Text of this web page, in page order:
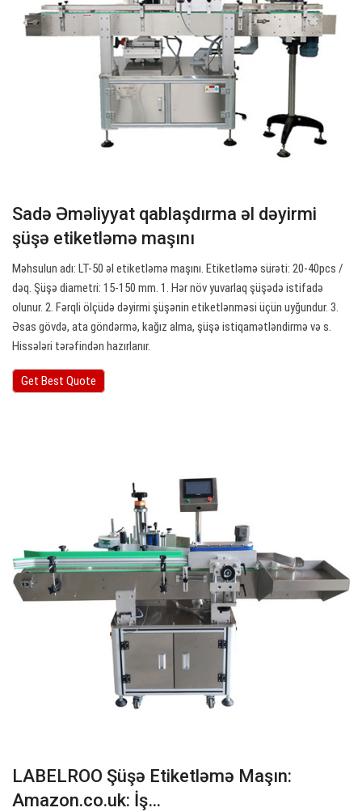
Sadə Əməliyyat qablaşdırma əl dəyirmi
şüşə etiketləmə maşını
Məhsulun adı: LT-50 əl etiketləmə maşını. Etiketləmə sürəti: 20-40pcs /
dəq. Şüşə diametri: 15-150 mm. 1. Hər növ yuvarlaq şüşədə istifadə
olunur. 2. Fərqli ölçüdə dəyirmi şüşənin etiketlənməsi üçün uyğundur. 3.
Əsas gövdə, ata göndərmə, kağız alma, şüşə istiqamətləndirmə və s.
Hissələri tərəfindən hazırlanır.
Get Best Quote
LABELROO Şüşə Etiketləmə Maşın:
Amazon.co.uk: İş…